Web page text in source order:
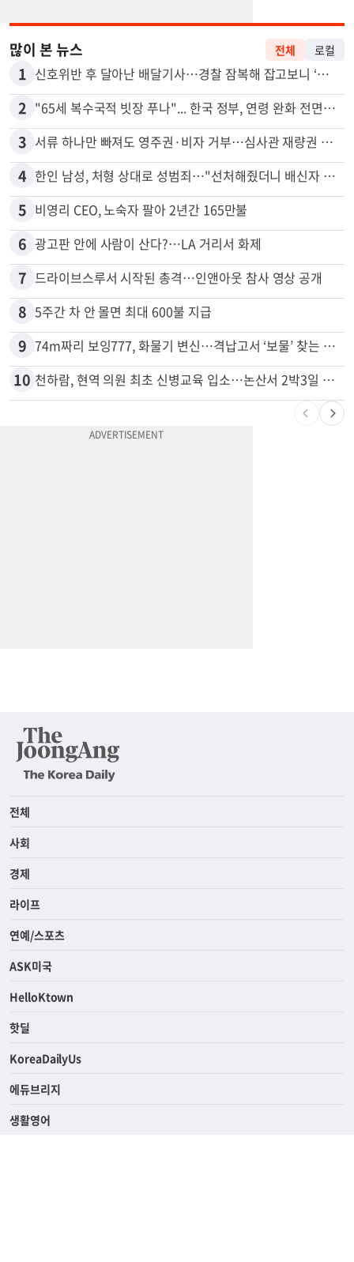
많이 본 뉴스 전체 로컬
1 신호위반 후 달아난 배달기사…경찰 잠복해 잡고보니 ‘반전’
2 "65세 복수국적 빗장 푸나"... 한국 정부, 연령 완화 전면 추진
3 서류 하나만 빠져도 영주권·비자 거부…심사관 재량권 대폭 확대
4 한인 남성, 처형 상대로 성범죄…"선처해줬더니 배신자 취급"
5 비영리 CEO, 노숙자 팔아 2년간 165만불
6 광고판 안에 사람이 산다?…LA 거리서 화제
7 드라이브스루서 시작된 총격…인앤아웃 참사 영상 공개
8 5주간 차 안 몰면 최대 600불 지급
9 74m짜리 보잉777, 화물기 변신…격납고서 ‘보물’ 찾는 인천공항
10 천하람, 현역 의원 최초 신병교육 입소…논산서 2박3일 생활
전체
사회
경제
라이프
연예/스포츠
ASK미국
HelloKtown
핫딜
KoreaDailyUs
에듀브리지
생활영어